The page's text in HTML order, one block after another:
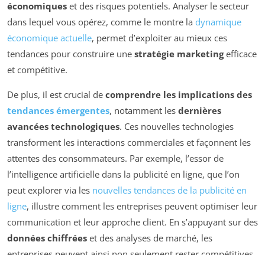
économiques et des risques potentiels. Analyser le secteur
dans lequel vous opérez, comme le montre la dynamique
économique actuelle, permet d’exploiter au mieux ces
tendances pour construire une stratégie marketingefficace
et compétitive.
De plus, il est crucial de comprendre les implications des
tendances émergentes, notamment les dernières
avancées technologiques. Ces nouvelles technologies
transforment les interactions commerciales et façonnent les
attentes des consommateurs. Par exemple, l’essor de
l’intelligence artificielle dans la publicité en ligne, que l’on
peut explorer via les nouvelles tendances de la publicité en
ligne, illustre comment les entreprises peuvent optimiser leur
communication et leur approche client. En s’appuyant sur des
données chiffrées et des analyses de marché, les